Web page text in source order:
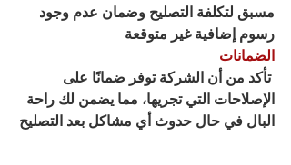
مسبق لتكلفة التصليح وضمان عدم وجود
رسوم إضافية غير متوقعة
الضمانات
تأكد من أن الشركة توفر ضمانًا على
الإصلاحات التي تجريها، مما يضمن لك راحة
البال في حال حدوث أي مشاكل بعد التصليح